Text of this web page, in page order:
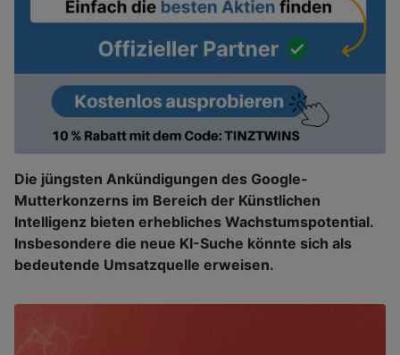
Die jüngsten Ankündigungen des Google-
Mutterkonzerns im Bereich der Künstlichen
Intelligenz bieten erhebliches Wachstumspotential.
Insbesondere die neue KI-Suche könnte sich als
bedeutende Umsatzquelle erweisen.